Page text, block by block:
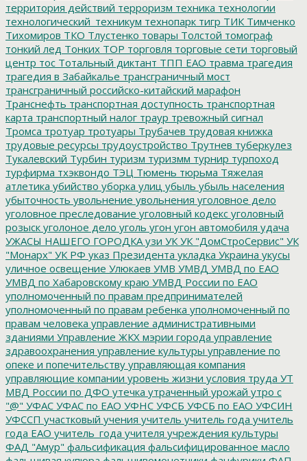
территория действий терроризм техника технологии
технологический_техникум технопарк тигр ТИК Тимченко
Тихомиров ТКО Тлустенко товары Толстой томограф
тонкий лед Тонких ТОР торговля торговые сети торговый
центр тос Тотальный диктант ТПП ЕАО травма трагедия
трагедия в Забайкалье трансграничный мост
трансграничный российско-китайский марафон
Транснефть транспортная доступность транспортная
карта транспортный налог траур тревожный сигнал
Тромса тротуар тротуары Трубачев трудовая книжка
трудовые ресурсы трудоустройство Трутнев туберкулез
Тукалевский Турбин туризм туризмм турнир турпоход
турфирма тхэквондо ТЭЦ Тюмень тюрьма Тяжелая
атлетика убийство уборка улиц убыль убыль населения
убыточность увольнение увольнения уголовное дело
уголовное преследование уголовный кодекс уголовный
розыск уголоное дело уголь угон угон автомобиля удача
УЖАСЫ НАШЕГО ГОРОДКА узи УК УК "ДомСтроСервис" УК
"Монарх" УК РФ указ Президента укладка Украина укусы
уличное освещение Улюкаев УМВ УМВД УМВД по ЕАО
УМВД по Хабаровскому краю УМВД России по ЕАО
уполномоченный по правам предпринимателей
уполномоченный по правам ребенка уполномоченный по
правам человека управление административными
зданиями Управление ЖКХ мэрии города управление
здравоохранения управление культуры управление по
опеке и попечительству управляющая компания
управляющие компании уровень жизни условия труда УТ
МВД России по ДФО утечка утраченный урожай утро с
"@" УФАС УФАС по ЕАО УФНС УФСБ УФСБ по ЕАО УФСИН
УФССП участковый учения учитель учитель года учитель
года ЕАО учитель_года учителя учреждения культуры
ФАД "Амур" фальсификация фальсифицированное масло